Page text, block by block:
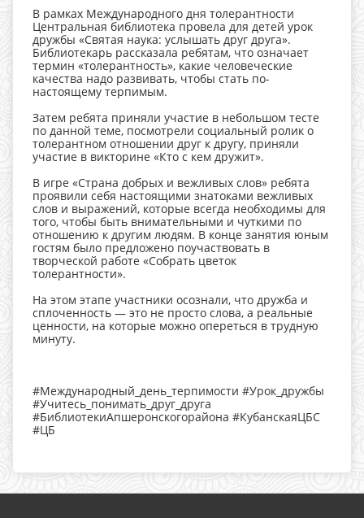
В рамках Международного дня толерантности
Центральная библиотека провела для детей урок
дружбы «Святая наука: услышать друг друга».
Библиотекарь рассказала ребятам, что означает
термин «толерантность», какие человеческие
качества надо развивать, чтобы стать по-
настоящему терпимым.
Затем ребята приняли участие в небольшом тесте
по данной теме, посмотрели социальный ролик о
толерантном отношении друг к другу, приняли
участие в викторине «Кто с кем дружит».
В игре «Страна добрых и вежливых слов» ребята
проявили себя настоящими знатоками вежливых
слов и выражений, которые всегда необходимы для
того, чтобы быть внимательными и чуткими по
отношению к другим людям. В конце занятия юным
гостям было предложено поучаствовать в
творческой работе «Собрать цветок
толерантности».
На этом этапе участники осознали, что дружба и
сплоченность — это не просто слова, а реальные
ценности, на которые можно опереться в трудную
минуту.
#Международный_день_терпимости #Урок_дружбы
#Учитесь_понимать_друг_друга
#БиблиотекиАпшеронскогорайона #КубанскаяЦБС
#ЦБ